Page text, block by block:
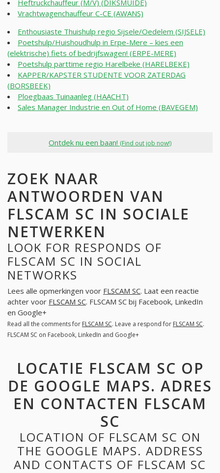
Heftruckchauffeur (M/V) (DIKSMUIDE)
Vrachtwagenchauffeur C-CE (AWANS)
Enthousiaste Thuishulp regio Sijsele/Oedelem (SIJSELE)
Poetshulp/Huishoudhulp in Erpe-Mere – kies een
(elektrische) fiets of bedrijfswagen! (ERPE-MERE)
Poetshulp parttime regio Harelbeke (HARELBEKE)
KAPPER/KAPSTER STUDENTE VOOR ZATERDAG
(BORSBEEK)
Ploegbaas Tuinaanleg (HAACHT)
Sales Manager Industrie en Out of Home (BAVEGEM)
Ontdek nu een baan! (Find out job now!)
ZOEK NAAR
ANTWOORDEN VAN
FLSCAM SC IN SOCIALE
NETWERKEN
LOOK FOR RESPONDS OF
FLSCAM SC IN SOCIAL
NETWORKS
Lees alle opmerkingen voor FLSCAM SC. Laat een reactie
achter voor FLSCAM SC. FLSCAM SC bij Facebook, LinkedIn
en Google+
Read all the comments for FLSCAM SC. Leave a respond for FLSCAM SC.
FLSCAM SC on Facebook, LinkedIn and Google+
LOCATIE FLSCAM SC OP
DE GOOGLE MAPS. ADRES
EN CONTACTEN FLSCAM
SC
LOCATION OF FLSCAM SC ON
THE GOOGLE MAPS. ADDRESS
AND CONTACTS OF FLSCAM SC